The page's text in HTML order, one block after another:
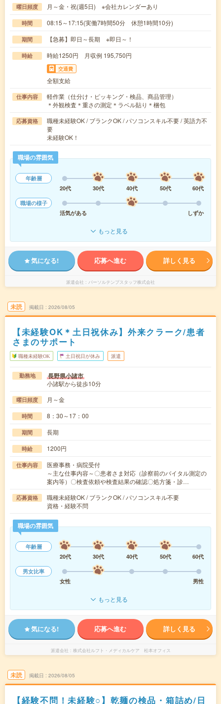
曜日頻度 月～金・祝(週5日) ※会社カレンダーあり
時間 08:15～17:15(実働7時間50分 休憩1時間10分)
期間 【急募】即日～長期 ※即日～！
時給 時給1250円 月収例 195,750円
交通費
全額支給
仕事内容
軽作業（仕分け・ピッキング・検品、商品管理）
＊外観検査＊重さの測定＊ラベル貼り＊梱包
応募資格
職種未経験OK / ブランクOK / パソコンスキル不要 / 英語力不
要
未経験OK！
職場の雰囲気
年齢層
20代
30代 40代 50代
60代
職場の様子
活気がある
しずか
もっと見る
気になる! 応募へ進む 詳しく見る
派遣会社 パーソルテンプスタッフ株式会社
未読 掲載日 2026/08/05
【未経験OK＊土日祝休み】外来クラーク/患者
さまのサポート
職種未経験OK 土日祝日が休み 派遣
勤務地 長野県小諸市
小諸駅から徒歩10分
曜日頻度 月～金
時間 8：30～17：00
期間 長期
時給 1200円
仕事内容
医療事務・病院受付
～主な仕事内容～〇患者さま対応（診察前のバイタル測定の
案内等）〇検査依頼や検査結果の確認〇処方箋・診…
応募資格
職種未経験OK / ブランクOK / パソコンスキル不要
資格・経験不問
職場の雰囲気
年齢層
20代
30代 40代 50代
60代
男女比率
女性
男性
もっと見る
気になる! 応募へ進む 詳しく見る
派遣会社 株式会社ルフト・メディカルケア 松本オフィス
未読 掲載日 2026/08/05
【経験不問！未経験○】乾麺の検品・箱詰め/日